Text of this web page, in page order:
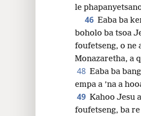
le
46 Eaba ba
boholo ba tsoa
foufetseng, o ne
Monazaretha, a
48 Eaba ba
empa a ’na a
49 Kahoo Jesu
foufetseng, ba re